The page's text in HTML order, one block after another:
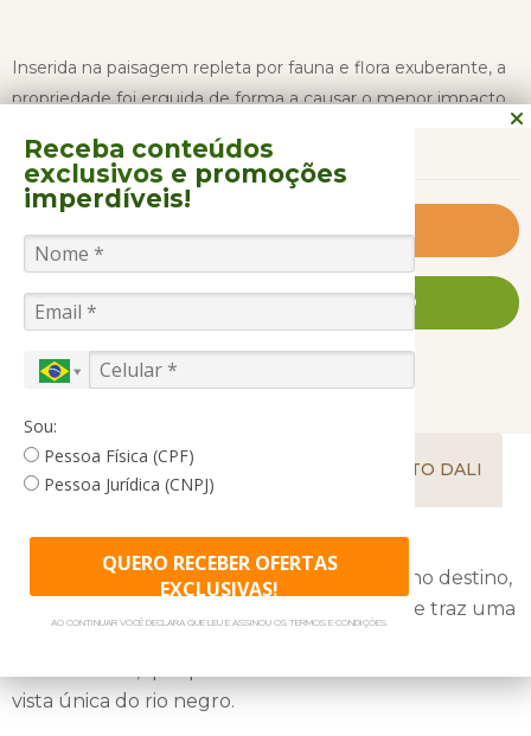
Inserida na paisagem repleta por fauna e flora exuberante, a
propriedade foi erguida de forma a causar o menor impacto
possível na natureza, e dispõe 22 acomodações, entre chalés
e bangalôs, que seguem técnicas de construção indígenas.
Há também uma área com sofás, mesas, guarda-sol, bar e
metros de altura, que proporciona uma vista espetacular do
pedra natural com borda infinita, sala de televisão com canais
bar e mesas de bilhar.
O Anavilhanas Jungle Lodge conta ainda com espaço
jogos infantis. Além disso, a internet funciona apenas na
recepção e está sujeita à disponibilidade do satélite.
Clique e saiba mais
FALE CONOSCO AGORA MESMO
COMO CHEGAR PERTO DALI
Para proporcionar uma ótima experiência no destino,
o restaurante do Anavilhanas Jungle Lodge traz uma
vista única do rio negro.
Receba conteúdos
exclusivos e promoções
imperdíveis!
Sou:
Pessoa Física (CPF)
Pessoa Jurídica (CNPJ)
QUERO RECEBER OFERTAS
EXCLUSIVAS!
AO CONTINUAR VOCÊ DECLARA QUE LEU E ASSINOU OS TERMOS E CONDIÇÕES.